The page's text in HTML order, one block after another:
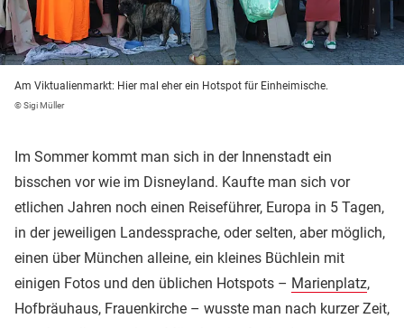
Am Viktualienmarkt: Hier mal eher ein Hotspot für Einheimische.
© Sigi Müller
Im Sommer kommt man sich in der Innenstadt ein
bisschen vor wie im Disneyland. Kaufte man sich vor
etlichen Jahren noch einen Reiseführer, Europa in 5 Tagen,
in der jeweiligen Landessprache, oder selten, aber möglich,
einen über München alleine, ein kleines Büchlein mit
einigen Fotos und den üblichen Hotspots – Marienplatz,
Hofbräuhaus, Frauenkirche – wusste man nach kurzer Zeit,